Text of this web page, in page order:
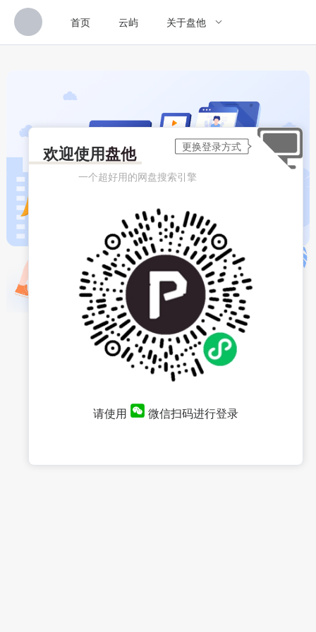
首页 云屿 关于盘他
欢迎使用盘他
一个超好用的网盘搜索引擎
请使用 微信扫码进行登录